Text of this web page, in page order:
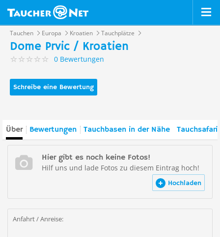
Tauchen Europa Kroatien Tauchplätze
Dome Prvic / Kroatien
0 Bewertungen
Schreibe eine Bewertung
Über Bewertungen Tauchbasen in der Nähe
Hier gibt es noch keine Fotos!
Hilf uns und lade Fotos zu diesem Eintrag hoch!
Hochladen
Anfahrt / Anreise: